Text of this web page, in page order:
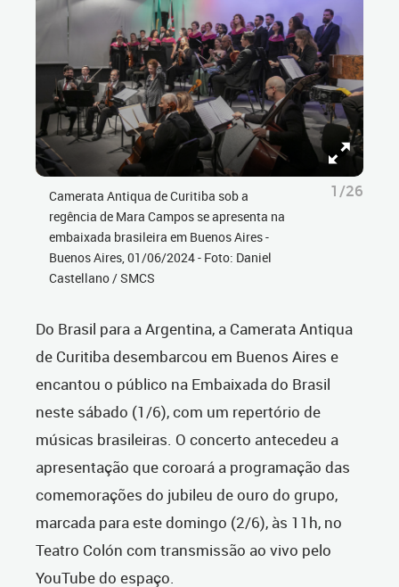
Camerata Antiqua de Curitiba sob a
regência de Mara Campos se apresenta na
embaixada brasileira em Buenos Aires -
Buenos Aires, 01/06/2024 - Foto: Daniel
Castellano / SMCS
1/26
Do Brasil para a Argentina, a Camerata Antiqua
de Curitiba desembarcou em Buenos Aires e
encantou o público na Embaixada do Brasil
neste sábado (1/6), com um repertório de
músicas brasileiras. O concerto antecedeu a
apresentação que coroará a programação das
comemorações do jubileu de ouro do grupo,
marcada para este domingo (2/6), às 11h, no
Teatro Colón com transmissão ao vivo pelo
YouTube do espaço.